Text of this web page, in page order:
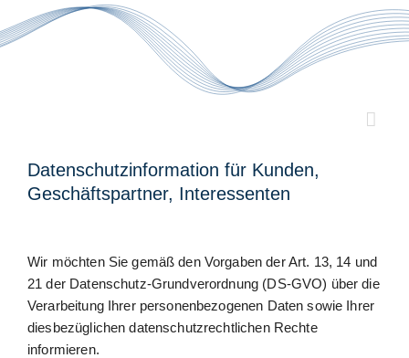
Inhalt
Datenschutzinformation für Kunden,
Geschäftspartner, Interessenten
Wir möchten Sie gemäß den Vorgaben der Art. 13, 14 und
21 der Datenschutz-Grundverordnung (DS-GVO) über die
Verarbeitung Ihrer personenbezogenen Daten sowie Ihrer
diesbezüglichen datenschutzrechtlichen Rechte
informieren.